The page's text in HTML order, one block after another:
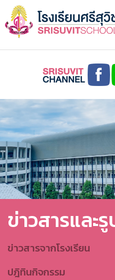
ยัง
เนื้อหา
ข่าวสารและ
ข่าวสารจากโรงเรียน
ปฎิทินกิจกรรม